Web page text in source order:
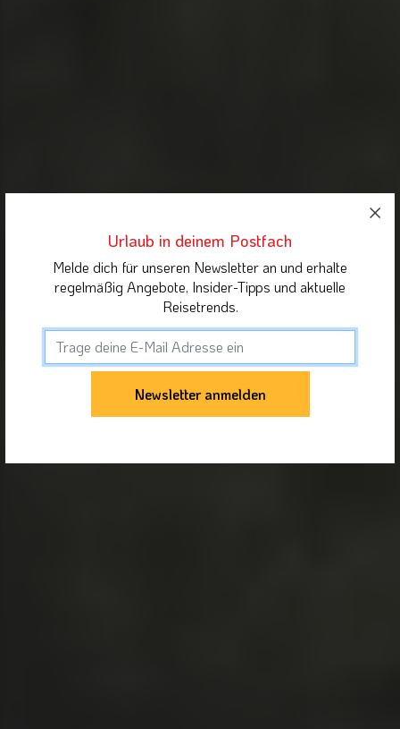
Urlaub in deinem Postfach
Melde dich für unseren Newsletter an und erhalte
regelmäßig Angebote, Insider-Tipps und aktuelle
Reisetrends.